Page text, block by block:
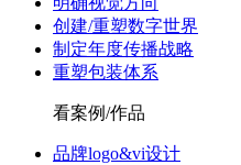
创建/重塑数字世界
制定年度传播战略
重塑包装体系
看案例/作品
品牌logo&vi设计